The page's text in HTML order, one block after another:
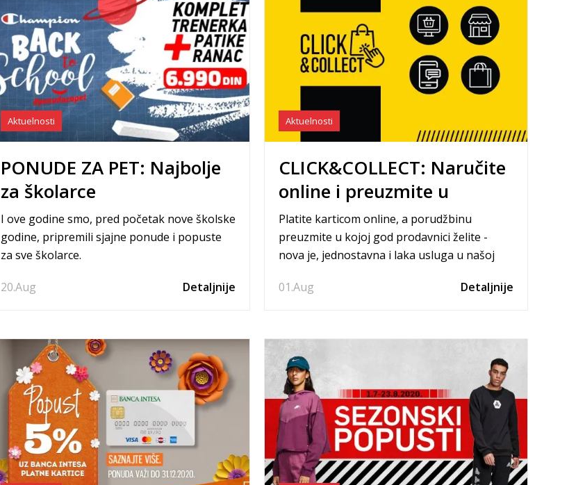
Aktuelnosti
PONUDE ZA PET: Najbolje
za školarce
I ove godine smo, pred početak nove školske
godine, pripremili sjajne ponude i popuste
za sve školarce.
20.Aug Detaljnije
Aktuelnosti
CLICK&COLLECT: Naručite
online i preuzmite u
prodavnici
Platite karticom online, a porudžbinu
preuzmite u kojoj god prodavnici želite -
nova je, jednostavna i laka usluga u našoj
01.Aug Detaljnije